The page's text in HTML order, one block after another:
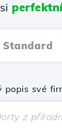
Standard
své